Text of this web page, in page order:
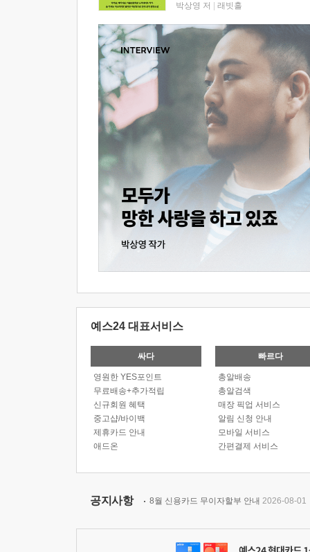
박상영 저 래빗홀
예스24 대표서비스
싸다
영원한 YES포인트
무료배송+추가적립
신규회원 혜택
중고샵/바이백
제휴카드 안내
애드온
빠르다
총알배송
총알검색
매장 픽업 서비스
알림 신청 안내
모바일 서비스
간편결제 서비스
공지사항 8월 신용카드 무이자할부 안내 2026-08-01